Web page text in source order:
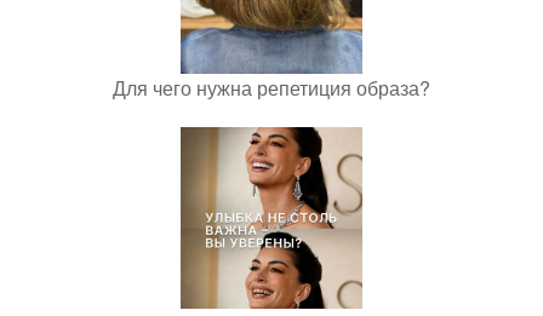
Для чего нужна репетиция образа?